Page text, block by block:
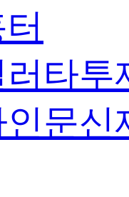
타투
문신